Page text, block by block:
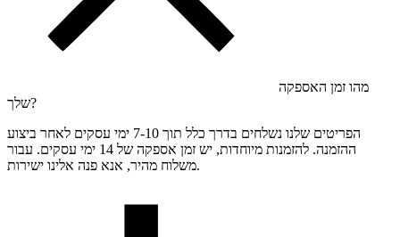
מהו זמן האספקה
שלך?
הפריטים שלנו נשלחים בדרך כלל תוך 7-10 ימי עסקים לאחר ביצוע
ההזמנה. להזמנות מיוחדות, יש זמן אספקה של 14 ימי עסקים. עבור
משלוח מהיר, אנא פנה אלינו ישירות.